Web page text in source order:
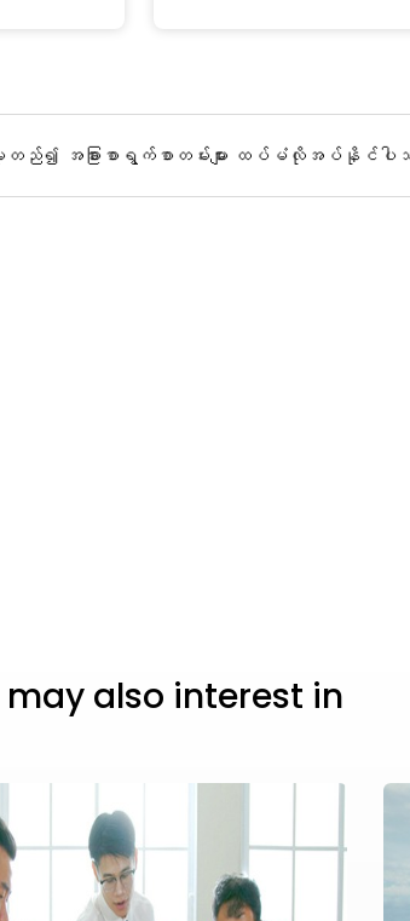
ေါ်မူတည်၍ အခြားစာရွက်စာတမ်းများ ထပ်မံလိုအပ်နိုင်ပ
may also interest in